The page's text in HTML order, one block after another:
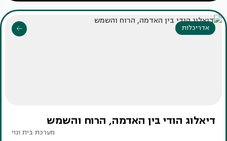
אדריכלות
דיאלוג הודי בין האדמה, הרוח והשמש
מערכת בית ונוי